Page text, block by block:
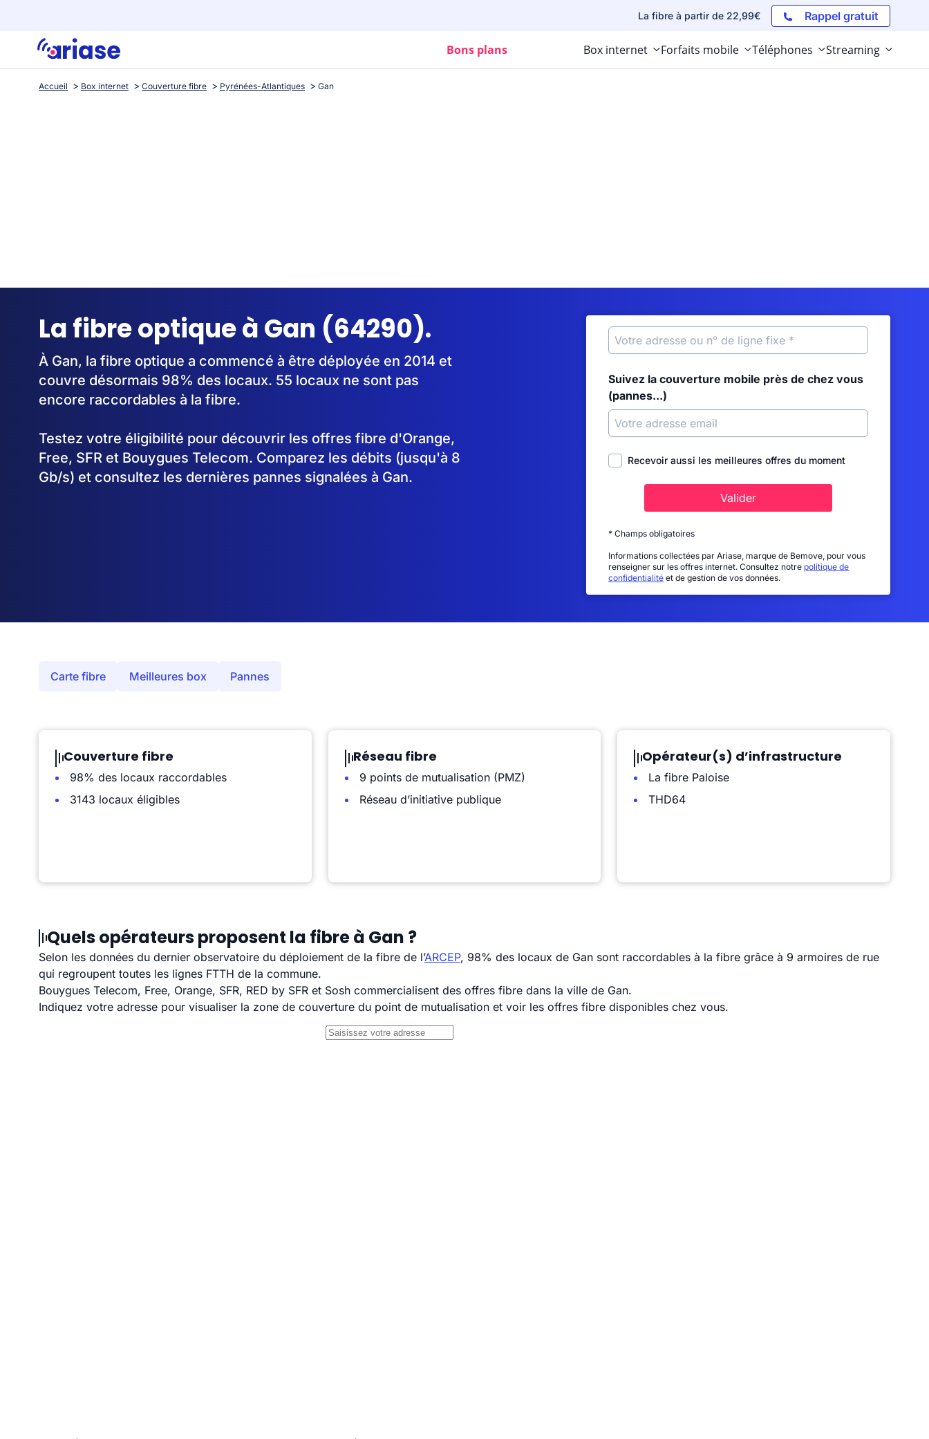
La fibre à partir de 22,99€ Rappel gratuit
Bons plans Box internet Forfaits mobile Téléphones Streaming
Accueil Box internet Couverture fibre Pyrénées-Atlantiques Gan
La fibre optique à Gan (64290).
À Gan, la fibre optique a commencé à être déployée en 2014 et
couvre désormais 98% des locaux. 55 locaux ne sont pas
encore raccordables à la fibre.
Testez votre éligibilité pour découvrir les offres fibre d'Orange,
Free, SFR et Bouygues Telecom. Comparez les débits (jusqu'à 8
Gb/s) et consultez les dernières pannes signalées à Gan.
Suivez la couverture mobile près de chez vous
(pannes...)
Recevoir aussi les meilleures offres du moment
Valider
* Champs obligatoires
Informations collectées par Ariase, marque de Bemove, pour vous
renseigner sur les offres internet. Consultez notre politique de
confidentialité et de gestion de vos données.
Carte fibre Meilleures box Pannes
Couverture fibre
98% des locaux raccordables
3143 locaux éligibles
Réseau fibre
9 points de mutualisation (PMZ)
Réseau d’initiative publique
Opérateur(s) d’infrastructure
La fibre Paloise
THD64
Quels opérateurs proposent la fibre à Gan ?
Selon les données du dernier observatoire du déploiement de la fibre de l’ARCEP, 98% des locaux de Gan sont raccordables à la fibre grâce à 9 armoires de rue
qui regroupent toutes les lignes FTTH de la commune.
Bouygues Telecom, Free, Orange, SFR, RED by SFR et Sosh commercialisent des offres fibre dans la ville de Gan.
Indiquez votre adresse pour visualiser la zone de couverture du point de mutualisation et voir les offres fibre disponibles chez vous.